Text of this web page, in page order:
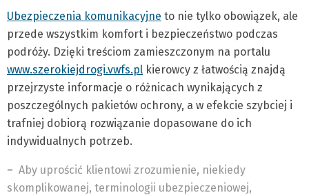
Ubezpieczenia komunikacyjne to nie tylko obowiązek, ale
przede wszystkim komfort i bezpieczeństwo podczas
podróży. Dzięki treściom zamieszczonym na portalu
www.szerokiejdrogi.vwfs.pl kierowcy z łatwością znajdą
przejrzyste informacje o różnicach wynikających z
poszczególnych pakietów ochrony, a w efekcie szybciej i
trafniej dobiorą rozwiązanie dopasowane do ich
indywidualnych potrzeb.
– Aby uprościć klientowi zrozumienie, niekiedy
skomplikowanej, terminologii ubezpieczeniowej,